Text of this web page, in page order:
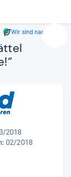
Wir sind nachhaltig
2018
02/2018